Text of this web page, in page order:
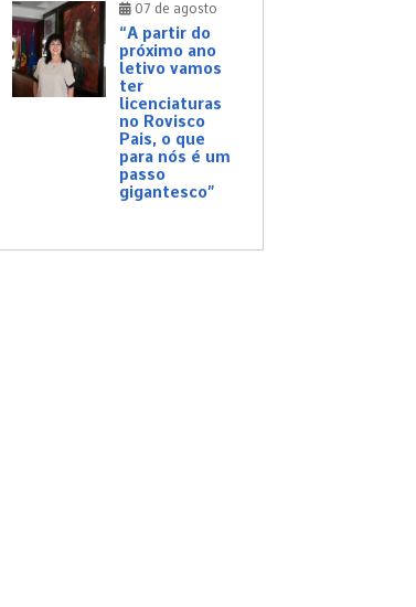
07 de agosto
“A partir do
próximo ano
letivo vamos
ter
licenciaturas
no Rovisco
Pais, o que
para nós é um
passo
gigantesco”